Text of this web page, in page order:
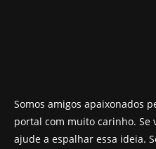
Somos amigos apaixonados
portal com muito carinho. Se
ajude a espalhar essa ideia.